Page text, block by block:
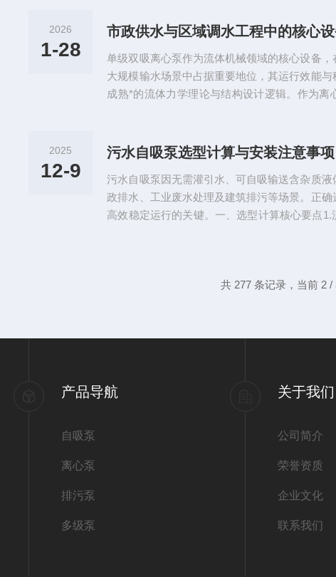
化的精巧设计单级双吸离心泵的结构精髓集中
水的工况特点。所谓“单级”，指...
2026
1-28
单级双吸离心泵作为流体机械领域的核心设备
大规模输水场景中占据重要地位，其运行效能
成熟*的流体力学理论与结构设计逻辑。作为离
中理论与实践结合的典型代表。深入掌握其理论
现在水力设计与结构力学两大维度...
2025
12-9
污水自吸泵选型计算与安装注意事项
污水自吸泵因无需灌引水、可自吸输送含杂质
政排水、工业废水处理及建筑排污等场景。正
高效稳定运行的关键。一、选型计算核心要点1.
路的阻力损失（约2~3米），总扬程应选5~6米
共 277 条记录，当前 2 /
产品导航
自吸泵
离心泵
排污泵
多级泵
关于我们
公司简介
荣誉资质
企业文化
联系我们